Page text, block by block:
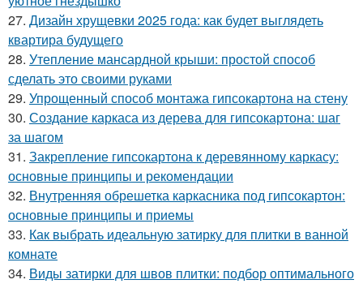
27. Дизайн хрущевки 2025 года: как будет выглядеть
квартира будущего
28. Утепление мансардной крыши: простой способ
сделать это своими руками
29. Упрощенный способ монтажа гипсокартона на стену
30. Создание каркаса из дерева для гипсокартона: шаг
за шагом
31. Закрепление гипсокартона к деревянному каркасу:
основные принципы и рекомендации
32. Внутренняя обрешетка каркасника под гипсокартон:
основные принципы и приемы
33. Как выбрать идеальную затирку для плитки в ванной
комнате
34. Виды затирки для швов плитки: подбор оптимального